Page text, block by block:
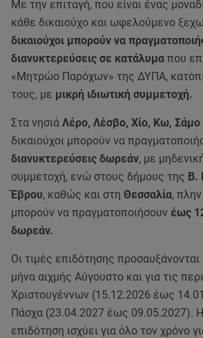
Με την επιταγή, που είναι ένας
κάθε δικαιούχο και ωφελούμενο
δικαιούχοι μπορούν να
διανυκτερεύσεις σε κατάλυμα που
«Μητρώο Παρόχων» της ΔΥΠΑ,
τους, με μικρή ιδιωτική συμμετοχή.
Στα νησιά Λέρο, Λέσβο, Χίο, Κω, Σάμο
δικαιούχοι μπορούν να
διανυκτερεύσεις δωρεάν, με
συμμετοχή, ενώ στους δήμους της Β.
Έβρου, καθώς και στη Θεσσαλία,
μπορούν να πραγματοποιήσουν έως
δωρεάν.
Οι τιμές επιδότησης προσαυξάνονται
μήνα αιχμής Αύγουστο και για τις
Χριστουγέννων (15.12.2026 έως
Πάσχα (23.04.2027 έως 09.05.2027).
επιδότηση ισχύει για όλο τον χρόνο